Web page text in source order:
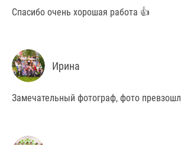
Спасибо очень хорошая работа 👍
Ирина
Замечательный фотограф, фото